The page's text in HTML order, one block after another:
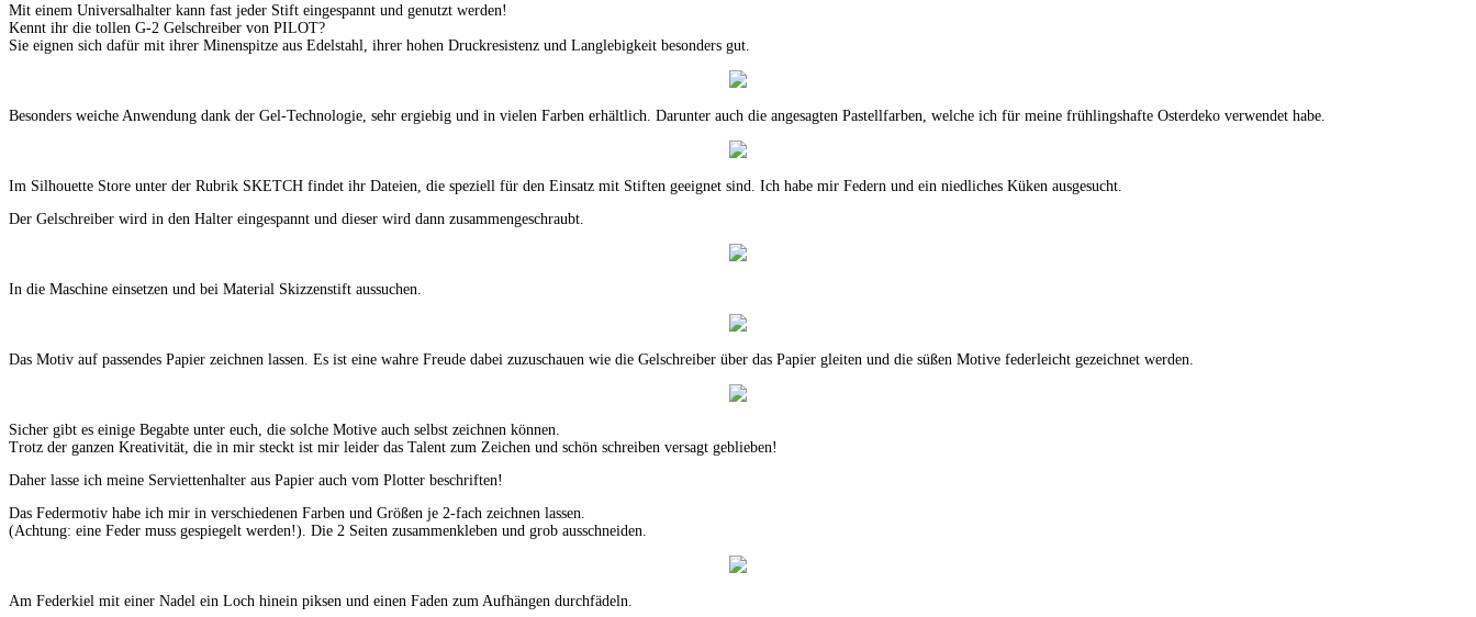
Mit einem Universalhalter kann fast jeder Stift eingespannt und genutzt werden!
Kennt ihr die tollen G-2 Gelschreiber von PILOT?
Sie eignen sich dafür mit ihrer Minenspitze aus Edelstahl, ihrer hohen Druckresistenz und Langlebigkeit besonders gut.
Besonders weiche Anwendung dank der Gel-Technologie, sehr ergiebig und in vielen Farben erhältlich. Darunter auch die angesagten Pastellfarben, welche ich für meine frühlingshafte Osterdeko verwendet habe.
Im Silhouette Store unter der Rubrik SKETCH findet ihr Dateien, die speziell für den Einsatz mit Stiften geeignet sind. Ich habe mir Federn und ein niedliches Küken ausgesucht.
Der Gelschreiber wird in den Halter eingespannt und dieser wird dann zusammengeschraubt.
In die Maschine einsetzen und bei Material Skizzenstift aussuchen.
Das Motiv auf passendes Papier zeichnen lassen. Es ist eine wahre Freude dabei zuzuschauen wie die Gelschreiber über das Papier gleiten und die süßen Motive federleicht gezeichnet werden.
Sicher gibt es einige Begabte unter euch, die solche Motive auch selbst zeichnen können.
Trotz der ganzen Kreativität, die in mir steckt ist mir leider das Talent zum Zeichen und schön schreiben versagt geblieben!
Daher lasse ich meine Serviettenhalter aus Papier auch vom Plotter beschriften!
Das Federmotiv habe ich mir in verschiedenen Farben und Größen je 2-fach zeichnen lassen.
(Achtung: eine Feder muss gespiegelt werden!). Die 2 Seiten zusammenkleben und grob ausschneiden.
Am Federkiel mit einer Nadel ein Loch hinein piksen und einen Faden zum Aufhängen durchfädeln.